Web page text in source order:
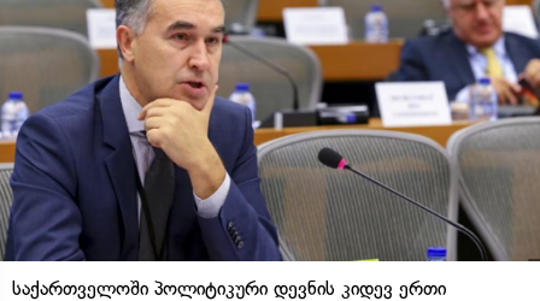
საქართველოში პოლიტიკური დევნის კიდევ ერთი